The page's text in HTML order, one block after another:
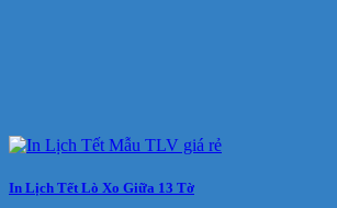
In Lịch Tết Lò Xo Giữa 13 Tờ